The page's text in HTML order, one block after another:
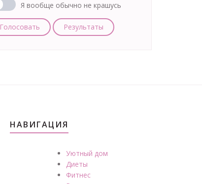
Я вообще обычно не крашусь
Голосовать Результаты
НАВИГАЦИЯ
Уютный дом
Диеты
Фитнес